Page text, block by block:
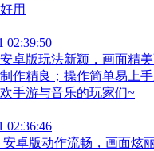
用
02:39:50
卓版玩法新颖，画面精
作精良；操作简单易上手
手游与音乐的玩家们~
02:36:46
卓版动作流畅，画面炫